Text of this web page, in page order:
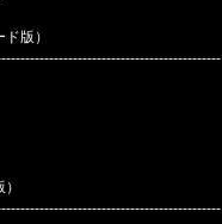
ド版）
）